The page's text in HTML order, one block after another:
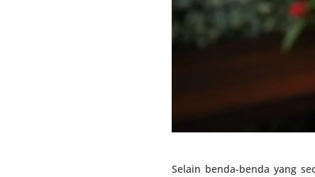
Selain benda-benda yang